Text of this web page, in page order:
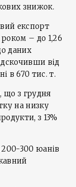
знижок.
експорт
роком – до 1,26
даних
від
в 670 тис. т.
що з грудня
на низку
з 13%
300 юанів